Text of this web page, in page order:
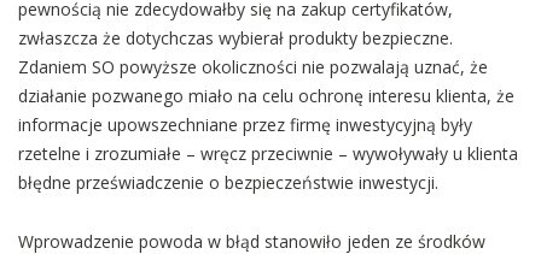
pewnością nie zdecydowałby się na zakup certyfikatów,
zwłaszcza że dotychczas wybierał produkty bezpieczne.
Zdaniem SO powyższe okoliczności nie pozwalają uznać, że
działanie pozwanego miało na celu ochronę interesu klienta, że
informacje upowszechniane przez firmę inwestycyjną były
rzetelne i zrozumiałe – wręcz przeciwnie – wywoływały u klienta
błędne przeświadczenie o bezpieczeństwie inwestycji.
Wprowadzenie powoda w błąd stanowiło jeden ze środków